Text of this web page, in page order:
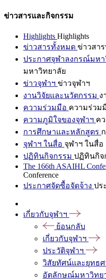
ข่าวสารและกิจกรรม
Highlights Highlights
ข่าวสารทั้งหมด ข่าวสา
ประกาศจุฬาลงกรณ์มหา
มหาวิทยาลัย
ข่าวจุฬาฯ ข่าวจุฬาฯ
งานวิจัยและนวัตกรรม ง
ความร่วมมือ ความร่วม
ความภูมิใจของจุฬาฯ ค
การศึกษาและหลักสูตร
จุฬาฯ ในสื่อ จุฬาฯ ในสื่อ
ปฏิทินกิจกรรม ปฏิทินกิจ
The 166th ASAIHL
Conference
ประกาศจัดซื้อจัดจ้าง ปร
เกี่ยวกับจุฬาฯ
ย้อนกลับ
เกี่ยวกับจุฬาฯ
ประวัติจุฬาฯ
วิสัยทัศน์และยุทธศ
อัตลักษณ์มหาวิทย